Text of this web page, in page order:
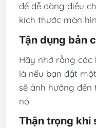
để dễ dàng điều
kích thước màn
Tận dụng bản
Hãy nhớ rằng các
là nếu bạn đặt
sẽ ảnh hưởng
nó.
Thận trọng khi